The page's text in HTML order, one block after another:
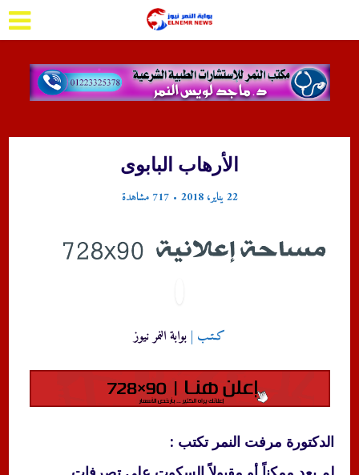
الأرهاب البابوى
22 يناير، 2018 717 مشاهدة
كـتـب | بوابة النمر نيوز
الدكتورة مرفت النمر تكتب :